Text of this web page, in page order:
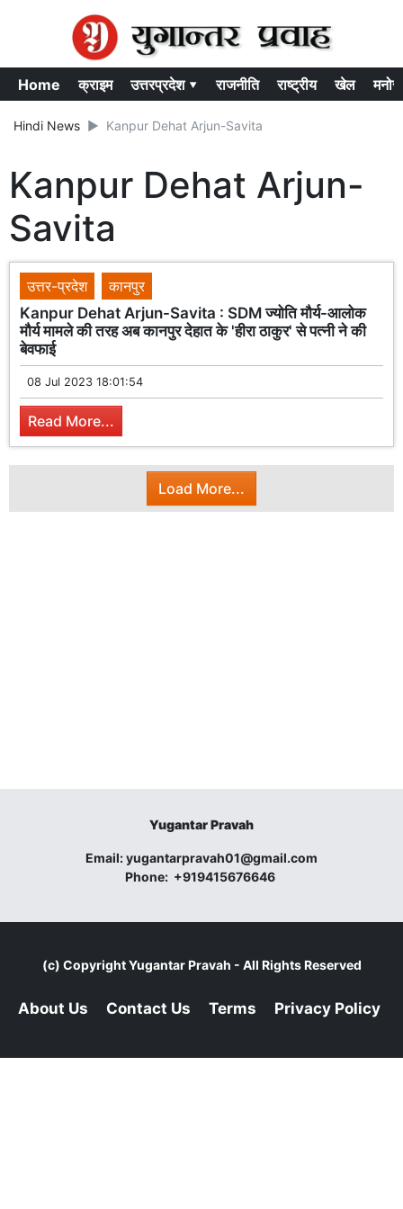
Home क्राइम उत्तरप्रदेश ▾ राजनीति राष्ट्रीय खेल
Hindi News Kanpur Dehat Arjun-Savita
Kanpur Dehat Arjun-
Savita
उत्तर-प्रदेश
कानपुर
Kanpur Dehat Arjun-Savita : SDM ज्योति मौर्य-आलोक
मौर्य मामले की तरह अब कानपुर देहात के 'हीरा ठाकुर' से पत्नी ने की
बेवफाई
08 Jul 2023 18:01:54
Read More...
Load More...
Yugantar Pravah
Email:yugantarpravah01@gmail.com
Phone: +919415676646
(c) CopyrightYugantar Pravah - All Rights Reserved
About Us Contact Us Terms Privacy Policy